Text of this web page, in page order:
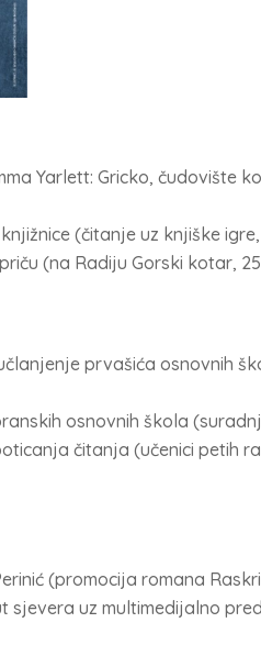
Yarlett: Gricko, čudovište
(čitanje uz knjiške igre,
(na Radiju Gorski kotar,
prvašića osnovnih
osnovnih škola
čitanja (učenici petih
(promocija romana
sjevera uz multimedijalno